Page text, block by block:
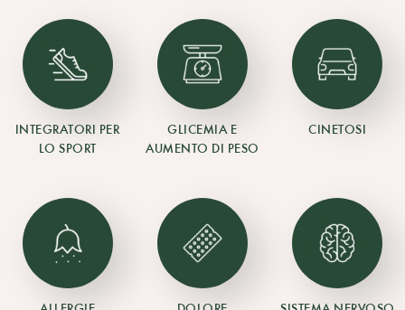
INTEGRATORI PER
LO SPORT
GLICEMIA E
AUMENTO DI PESO
CINETOSI